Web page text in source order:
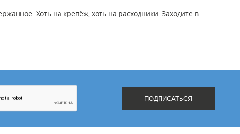
Хоть на крепёж, хоть на расходники. Заходите в